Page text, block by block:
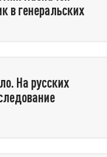
в генеральских
На русских